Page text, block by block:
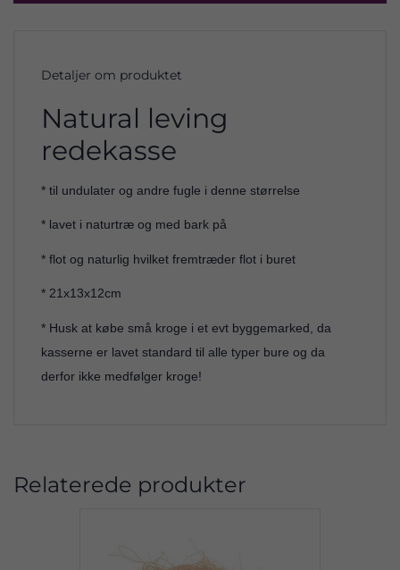
Detaljer om produktet
Natural leving
redekasse
* til undulater og andre fugle i denne størrelse
* lavet i naturtræ og med bark på
* flot og naturlig hvilket fremtræder flot i buret
* 21x13x12cm
* Husk at købe små kroge i et evt byggemarked, da
kasserne er lavet standard til alle typer bure og da
derfor ikke medfølger kroge!
Relaterede produkter